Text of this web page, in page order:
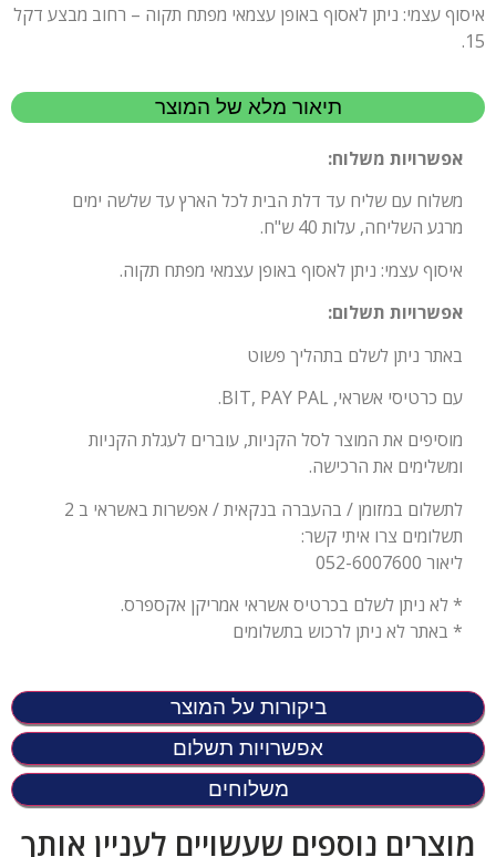
איסוף עצמי: ניתן לאסוף באופן עצמאי מפתח תקוה – רחוב מבצע דקל
15.
תיאור מלא של המוצר
ביקורות על המוצר
אפשרויות תשלום
משלוחים
אפשרויות משלוח:
משלוח עם שליח עד דלת הבית לכל הארץ עד שלשה ימים
מרגע השליחה, עלות 40 ש"ח.
איסוף עצמי: ניתן לאסוף באופן עצמאי מפתח תקוה.
אפשרויות תשלום:
באתר ניתן לשלם בתהליך פשוט
עם כרטיסי אשראי, BIT, PAY PAL.
מוסיפים את המוצר לסל הקניות, עוברים לעגלת הקניות
ומשלימים את הרכישה.
לתשלום במזומן / בהעברה בנקאית / אפשרות באשראי ב 2
תשלומים צרו איתי קשר:
ליאור 052-6007600
* לא ניתן לשלם בכרטיס אשראי אמריקן אקספרס.
* באתר לא ניתן לרכוש בתשלומים
מוצרים נוספים שעשויים לעניין אותך